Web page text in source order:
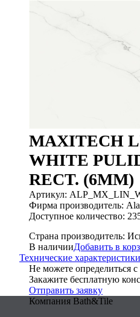
MAXITECH
WHITE
RECT. (6MM)
Артикул:
Фирма производитель:
Доступное количество:
Страна производитель:
В наличииДобавить в
Технические характеристики
Не можете определиться
Закажите бесплатную
Отправить заявку
Компания Bath&Tile